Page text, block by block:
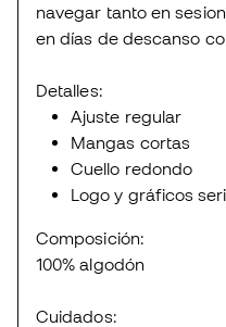
navegar tanto en
en días de descanso
Detalles:
Ajuste regular
Mangas cortas
Cuello redondo
Logo y gráficos
Composición:
100% algodón
Cuidados: